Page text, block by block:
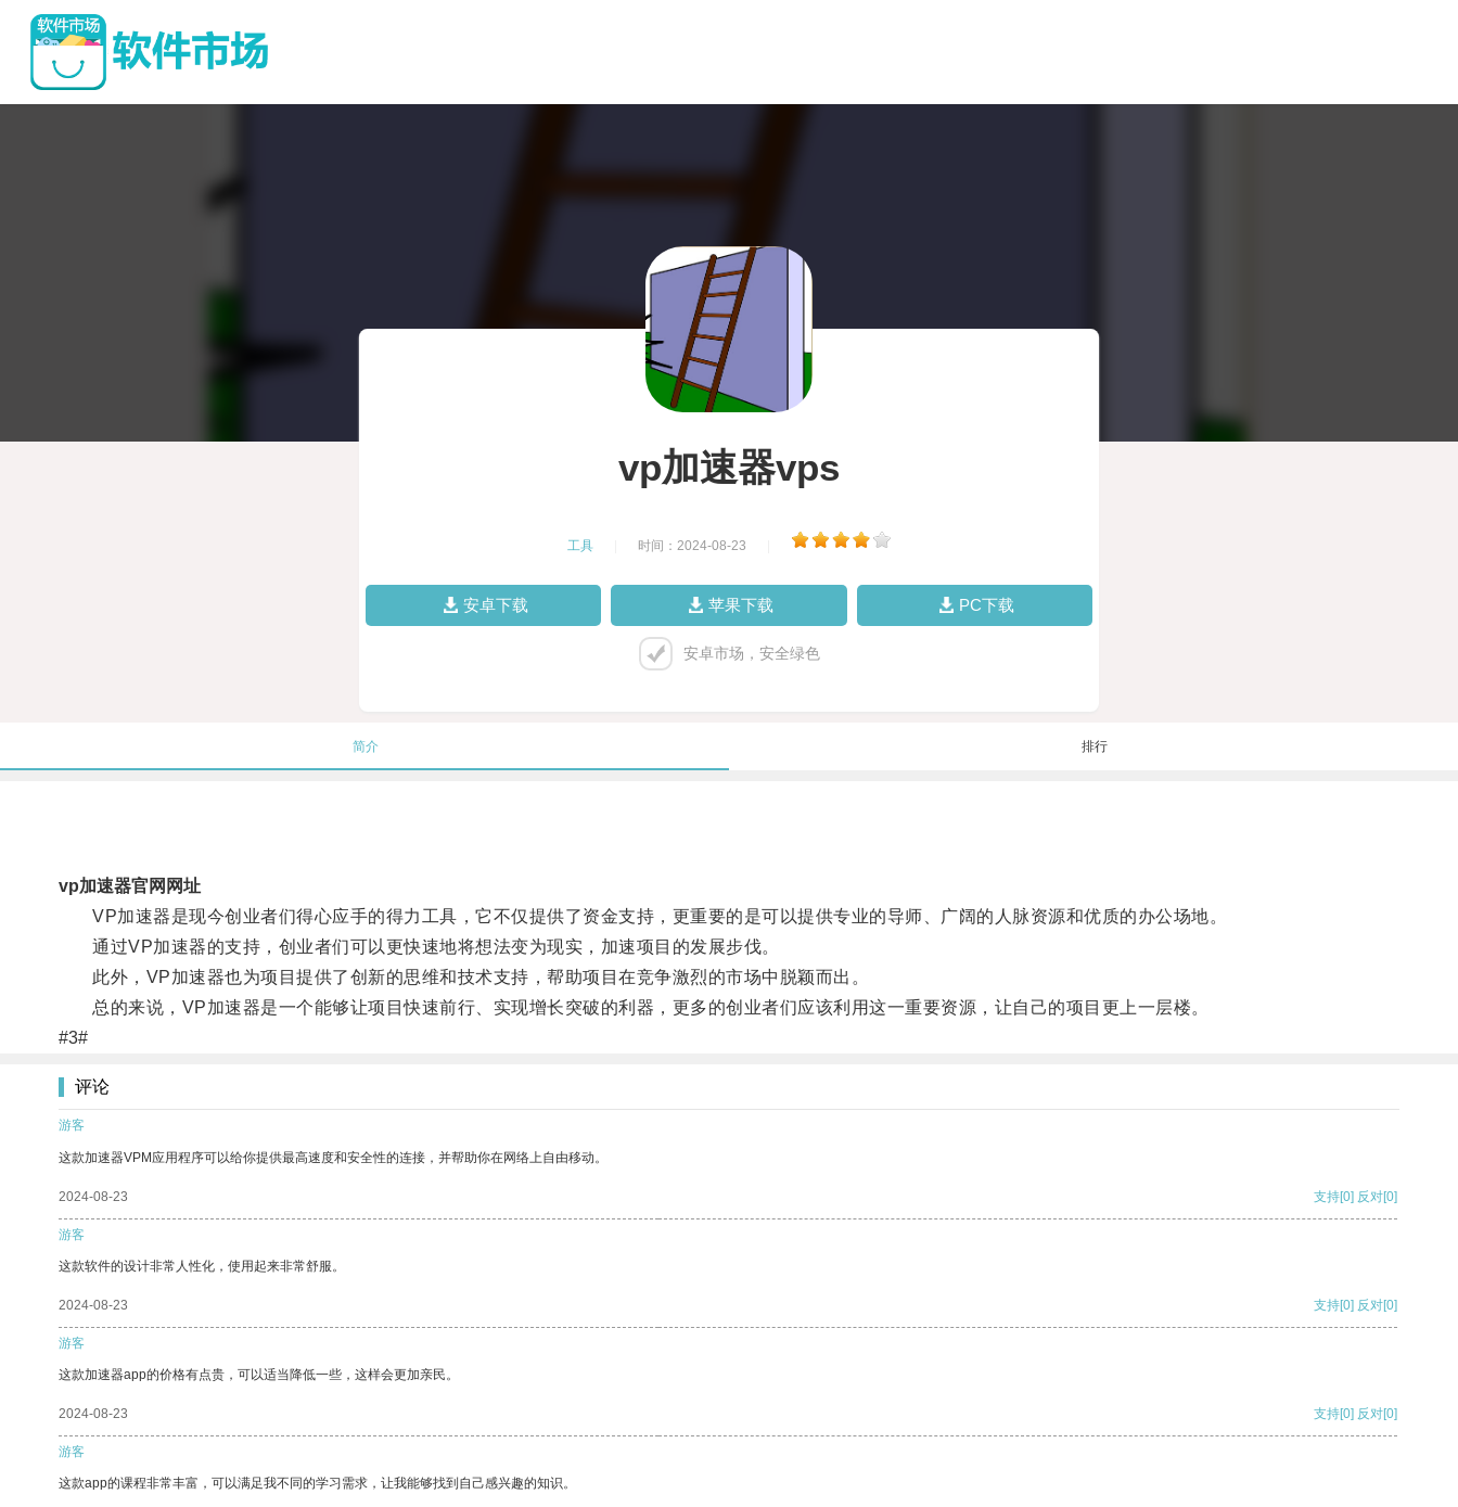
vp加速器vps
工具 时间：2024-08-23
安卓下载 苹果下载 PC下载
安卓市场，安全绿色
简介 排行
vp加速器官网网址
VP加速器是现今创业者们得心应手的得力工具，它不仅提供了资金支持，更重要的是可以提供专业的导师、广阔的人脉资源和优质的办公场地。
通过VP加速器的支持，创业者们可以更快速地将想法变为现实，加速项目的发展步伐。
此外，VP加速器也为项目提供了创新的思维和技术支持，帮助项目在竞争激烈的市场中脱颖而出。
总的来说，VP加速器是一个能够让项目快速前行、实现增长突破的利器，更多的创业者们应该利用这一重要资源，让自己的项目更上一层楼。
#3#
评论
游客
这款加速器VPM应用程序可以给你提供最高速度和安全性的连接，并帮助你在网络上自由移动。
2024-08-23 支持[0] 反对[0]
游客
这款软件的设计非常人性化，使用起来非常舒服。
2024-08-23 支持[0] 反对[0]
游客
这款加速器app的价格有点贵，可以适当降低一些，这样会更加亲民。
2024-08-23 支持[0] 反对[0]
游客
这款app的课程非常丰富，可以满足我不同的学习需求，让我能够找到自己感兴趣的知识。